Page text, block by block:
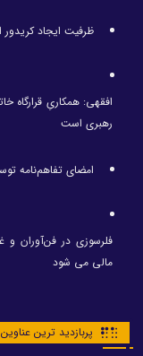
ظرفیت ایجاد کریدور
افقهی: همکاریِ قرارگاه
رهبری است
امضای تفاهم‌نامه
فلرسوزی در فن‌آوران و
مالی می شود
پربازدید ترین عناوین